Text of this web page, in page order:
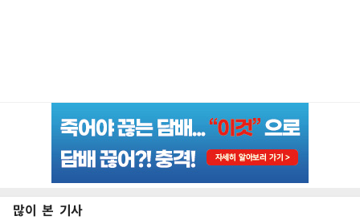
많이 본 기사